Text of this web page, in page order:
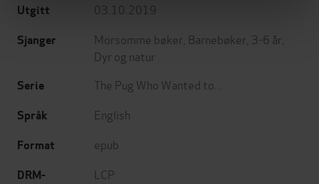
Utgitt 03.10.2019
Sjanger Morsomme bøker Barnebøker 3-6 år
Dyr og natur
Serie The Pug Who Wanted to...
Språk English
Format epub
DRM-
LCP